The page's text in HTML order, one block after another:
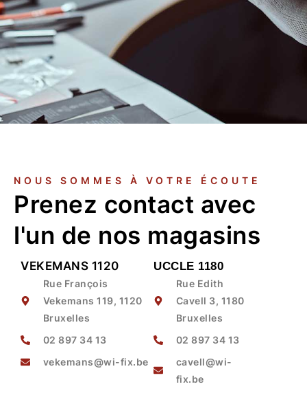
NOUS SOMMES À VOTRE ÉCOUTE
Prenez contact avec
l'un de nos magasins
VEKEMANS 1120
Rue François
Vekemans 119, 1120
Bruxelles
02 897 34 13
vekemans@wi-fix.be
UCCLE 1180
Rue Edith
Cavell 3, 1180
Bruxelles
02 897 34 13
cavell@wi-
fix.be